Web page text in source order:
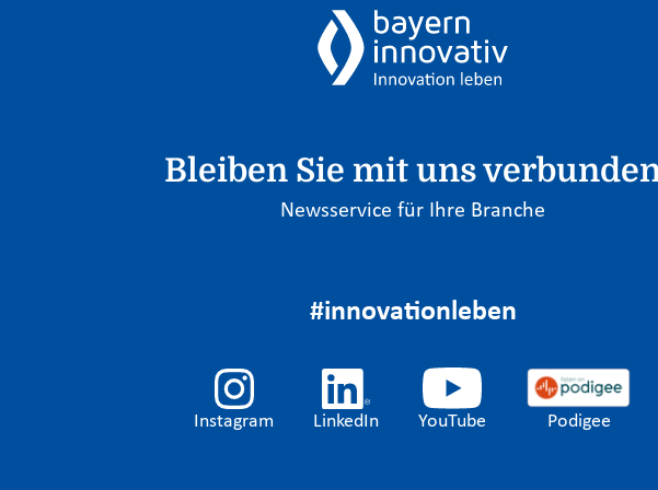
Bleiben Sie mit uns
Newsservice für Ihre Branche
#innovationleben
Instagram LinkedIn YouTube Podigee